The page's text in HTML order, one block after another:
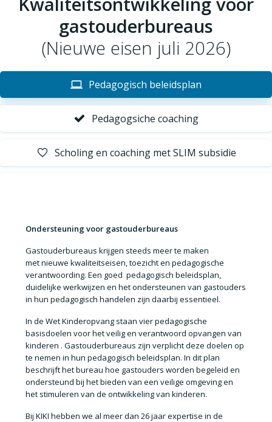
gastouderbureaus
(Nieuwe eisen juli 2026)
Pedagogisch beleidsplan
Pedagogsiche coaching
Scholing en coaching met SLIM subsidie
Ondersteuning voor gastouderbureaus
Gastouderbureaus krijgen steeds meer te maken
metnieuwe kwaliteitseisen, toezicht en pedagogische
verantwoording. Een goed pedagogisch beleidsplan,
duidelijke werkwijzen en het ondersteunen van gastouders
in hun pedagogisch handelen zijn daarbij essentieel.
In de Wet Kinderopvang staan vier pedagogische
basisdoelen voor hetveilig en verantwoord opvangen van
kinderen . Gastouderbureaus zijn verplicht deze doelen op
te nemen in hun pedagogisch beleidsplan. In dit plan
beschrijft het bureau hoe gastouders worden begeleid en
ondersteund bij het bieden van een veilige omgeving en
het stimuleren van de ontwikkeling van kinderen.
Bij KIKI hebben we al meer dan 26 jaar expertise in de